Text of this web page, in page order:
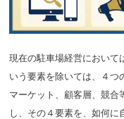
現在の駐車場経営において
いう要素を除いては、４つ
マーケット、顧客層、競合
し、その４要素を、如何に